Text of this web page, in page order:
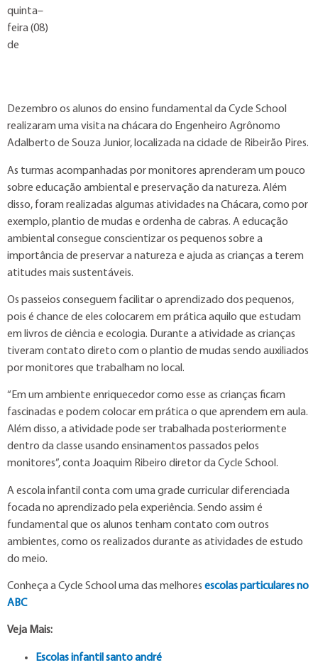
quinta–
feira (08)
de
Dezembro os alunos do ensino fundamental da Cycle School
realizaram uma visita na chácara do Engenheiro Agrônomo
Adalberto de Souza Junior, localizada na cidade de Ribeirão Pires.
As turmas acompanhadas por monitores aprenderam um pouco
sobre educação ambiental e preservação da natureza. Além
disso, foram realizadas algumas atividades na Chácara, como por
exemplo, plantio de mudas e ordenha de cabras. A educação
ambiental consegue conscientizar os pequenos sobre a
importância de preservar a natureza e ajuda as crianças a terem
atitudes mais sustentáveis.
Os passeios conseguem facilitar o aprendizado dos pequenos,
pois é chance de eles colocarem em prática aquilo que estudam
em livros de ciência e ecologia. Durante a atividade as crianças
tiveram contato direto com o plantio de mudas sendo auxiliados
por monitores que trabalham no local.
“Em um ambiente enriquecedor como esse as crianças ficam
fascinadas e podem colocar em prática o que aprendem em aula.
Além disso, a atividade pode ser trabalhada posteriormente
dentro da classe usando ensinamentos passados pelos
monitores”, conta Joaquim Ribeiro diretor da Cycle School.
A escola infantil conta com uma grade curricular diferenciada
focada no aprendizado pela experiência. Sendo assim é
fundamental que os alunos tenham contato com outros
ambientes, como os realizados durante as atividades de estudo
do meio.
Conheça a Cycle School uma das melhores escolas particulares no
ABC
Veja Mais:
Escolas infantil santo andré